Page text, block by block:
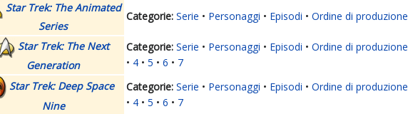
Star Trek: The Animated
Series
Serie Personaggi Episodi Ordine di produzione
Star Trek: The Next
Generation
Serie Personaggi Episodi Ordine di produzione
4
5 6
7
Star Trek: Deep Space
Nine
Serie Personaggi Episodi Ordine di produzione
4
5 6 7